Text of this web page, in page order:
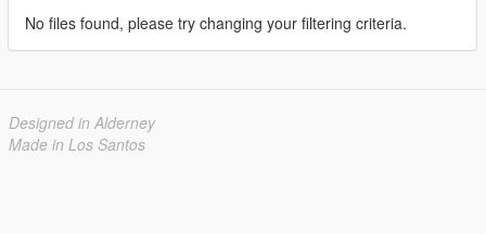
No files found, please try changing your filtering criteria.
Designed in Alderney
Made in Los Santos